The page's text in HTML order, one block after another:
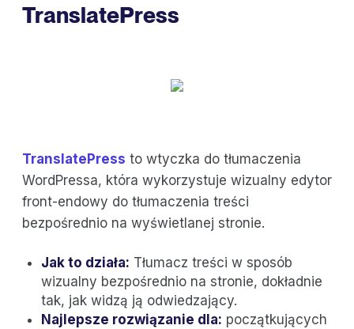
TranslatePress
TranslatePress to wtyczka do tłumaczenia
WordPressa, która wykorzystuje wizualny edytor
front-endowy do tłumaczenia treści
bezpośrednio na wyświetlanej stronie.
Jak to działa: Tłumacz treści w sposób
wizualny bezpośrednio na stronie, dokładnie
tak, jak widzą ją odwiedzający.
Najlepsze rozwiązanie dla: początkujących